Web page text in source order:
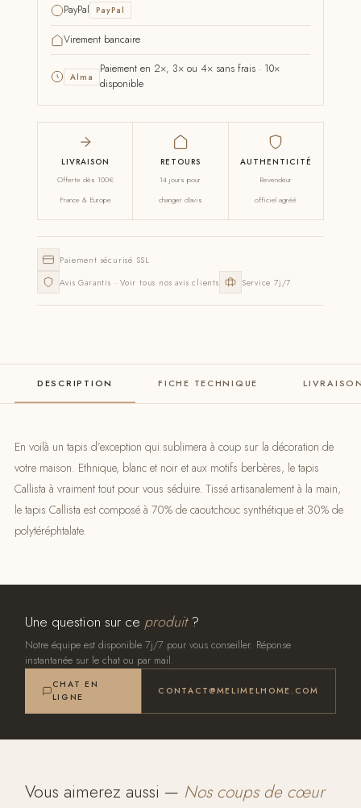
PayPal PayPal
Virement bancaire
Alma
Paiement en 2×, 3× ou 4× sans frais · 10×
disponible
LIVRAISON
Offerte dès 100€
France & Europe
RETOURS
14 jours pour
changer d'avis
AUTHENTICITÉ
Revendeur
officiel agréé
Paiement sécurisé SSL
Avis Garantis · Voir tous nos avis clients
Service 7j/7
DESCRIPTION FICHE TECHNIQUE
En voilà un tapis d’exception qui sublimera à coup sur la décoration de
votre maison. Ethnique, blanc et noir et aux motifs berbères, le tapis
Callista à vraiment tout pour vous séduire. Tissé artisanalement à la main,
le tapis Callista est composé à 70% de caoutchouc synthétique et 30% de
polytéréphtalate.
Une question sur ce produit?
Notre équipe est disponible 7j/7 pour vous conseiller. Réponse
instantanée sur le chat ou par mail.
CHAT EN
LIGNE
CONTACT@MELIMELHOME.COM
Vous aimerez aussi — Nos coups de cœur